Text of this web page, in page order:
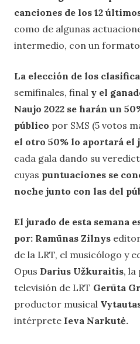
canciones de los 12
como de algunas
intermedio, con un
La elección de los
semifinales, final y el
Naujo 2022 se harán un
público por SMS (5 votos
el otro 50% lo aportará el
cada gala dando su
cuyas puntuaciones se
noche junto con las del
El jurado de esta semana
por: Ramūnas Zilnys
de la LRT, el musicólogo y
Opus Darius Užkuraitis, la
televisión de LRT Gerūta
productor musical
intérprete Ieva Narkutė.